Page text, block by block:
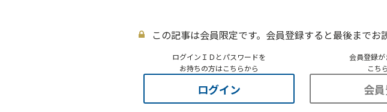
この記事は会員限定です。会員登録すると最後までお
ログインＩＤとパスワードを
お持ちの方はこちらから
ログイン
会員登録
こち
会